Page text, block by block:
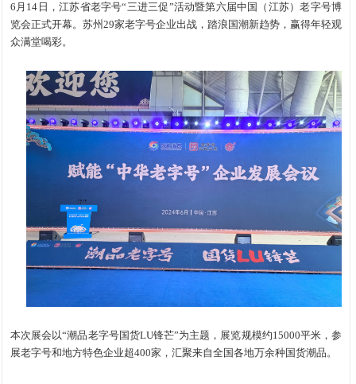
6月14日，江苏省老字号“三进三促”活动暨第六届中国（江苏）老字号博
览会正式开幕。苏州29家老字号企业出战，踏浪国潮新趋势，赢得年轻观
众满堂喝彩。
本次展会以“潮品老字号国货LU锋芒”为主题，展览规模约15000平米，参
展老字号和地方特色企业超400家，汇聚来自全国各地万余种国货潮品。